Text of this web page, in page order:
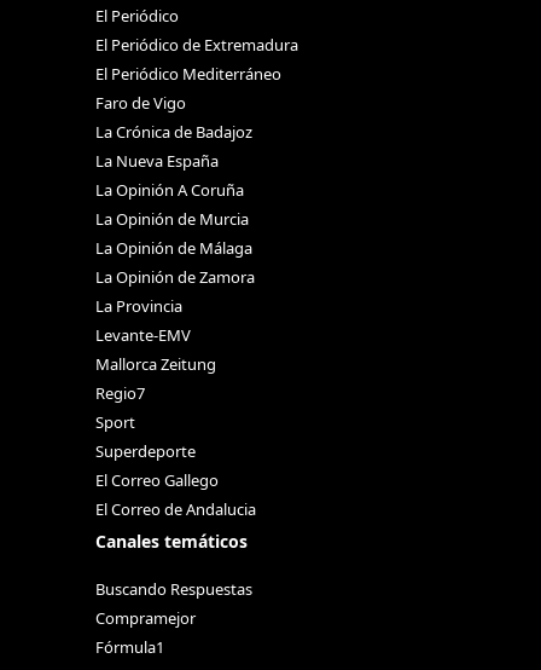
El Periódico
El Periódico de Extremadura
El Periódico Mediterráneo
Faro de Vigo
La Crónica de Badajoz
La Nueva España
La Opinión A Coruña
La Opinión de Murcia
La Opinión de Málaga
La Opinión de Zamora
La Provincia
Levante-EMV
Mallorca Zeitung
Regio7
Sport
Superdeporte
El Correo Gallego
El Correo de Andalucia
Canales temáticos
Buscando Respuestas
Compramejor
Fórmula1